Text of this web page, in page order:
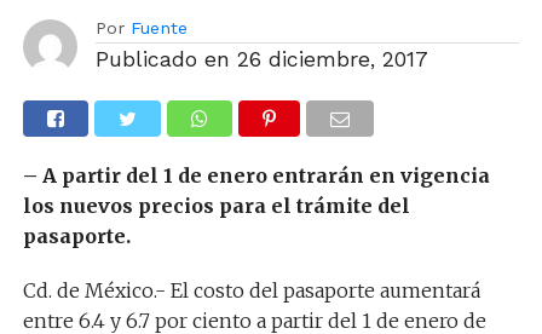
Por Fuente
Publicado en 26 diciembre, 2017
– A partir del 1 de enero entrarán en vigencia
los nuevos precios para el trámite del
pasaporte.
Cd. de México.- El costo del pasaporte aumentará
entre 6.4 y 6.7 por ciento a partir del 1 de enero de